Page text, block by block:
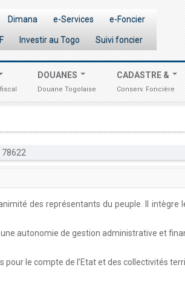
Dimana e-Services e-Foncier
Investir au Togo Suivi foncier
DOUANES
Douane Togolaise
CADASTRE &
Conserv. Foncière
des représentants du peuple. Il intègre
autonomie de gestion administrative et
pour le compte de l’Etat et des collectivités